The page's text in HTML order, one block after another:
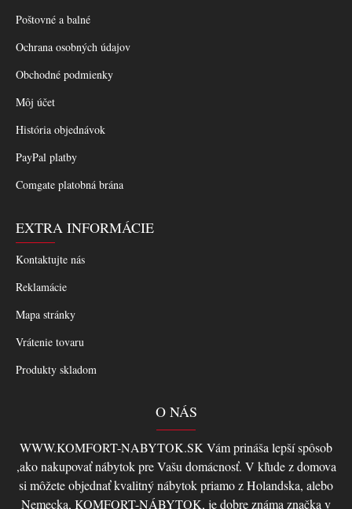
Poštovné a balné
Ochrana osobných údajov
Obchodné podmienky
Môj účet
História objednávok
PayPal platby
Comgate platobná brána
EXTRA INFORMÁCIE
Kontaktujte nás
Reklamácie
Mapa stránky
Vrátenie tovaru
Produkty skladom
O NÁS
WWW.KOMFORT-NABYTOK.SK Vám prináša lepší spôsob
,ako nakupovať nábytok pre Vašu domácnosť. V kľude z domova
si môžete objednať kvalitný nábytok priamo z Holandska, alebo
Nemecka, KOMFORT-NÁBYTOK, je dobre známa značka v